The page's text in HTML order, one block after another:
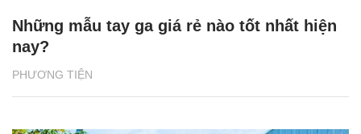
PHƯƠNG TIỆN
Những mẫu tay ga giá rẻ nào tốt nhất hiện
nay?